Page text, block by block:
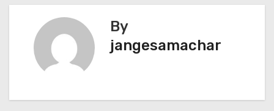
By
jangesamachar